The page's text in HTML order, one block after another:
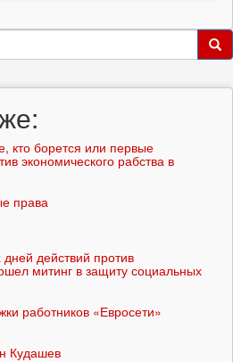
кто борется или первые
экономического рабства в
права
действий против
митинг в защиту социальных
работников «Евросети»
Кудашев